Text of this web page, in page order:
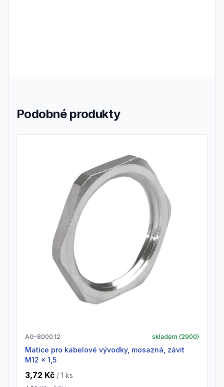
Podobné produkty
AG-8000.12 skladem (2900)
Matice pro kabelové vývodky, mosazná, závit
M12 x 1,5
3,72 Kč / 1 ks